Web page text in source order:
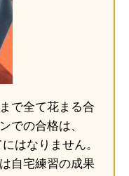
で全て花まる合
での合格は、
はなりません。
自宅練習の成果